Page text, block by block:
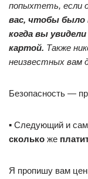
попыхтеть, если
вас, чтобы было
когда вы
картой. Также
неизвестных вам
Безопасность —
▪️ Следующий и
сколько же
Я пропишу вам